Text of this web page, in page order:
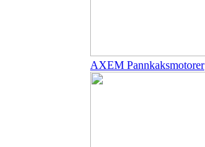
AXEM Pannkaksmotorer